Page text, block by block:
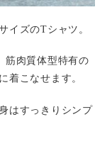
イズのTシャツ。
筋肉質体型特有の
着こなせます。
はすっきりシンプ